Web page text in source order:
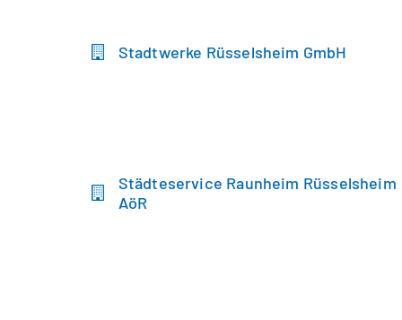
Stadtwerke Rüsselsheim GmbH
Städteservice Raunheim Rüsselsheim
AöR